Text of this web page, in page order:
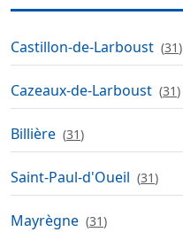
Castillon-de-Larboust (31)
Cazeaux-de-Larboust (31)
Billière (31)
Saint-Paul-d'Oueil (31)
Mayrègne (31)